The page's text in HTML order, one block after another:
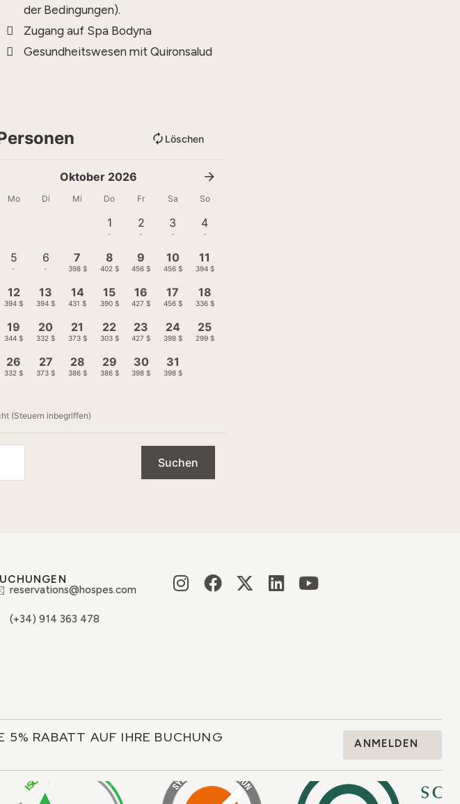
der Bedingungen).
Zugang auf Spa Bodyna
Gesundheitswesen mit Quironsalud
Löschen
Oktober 2026
Mo Di Mi Do Fr Sa So
1
-
2
-
3
-
4
-
5
-
6
-
7
398 $
8
402 $
9
456 $
10
456 $
11
394 $
12
394 $
13
394 $
14
431 $
15
390 $
16
427 $
17
456 $
18
336 $
19
344 $
20
332 $
21
373 $
22
303 $
23
427 $
24
398 $
25
299 $
26
332 $
27
373 $
28
386 $
29
386 $
30
398 $
31
398 $
(Steuern inbegriffen)
Suchen
reservations@hospes.com
(+34) 914 363 478
5% RABATT AUF IHRE BUCHUNG ANMELDEN